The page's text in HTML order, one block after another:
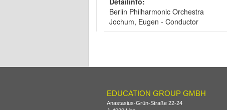
Berlin Philharmonic Orchestra
Jochum, Eugen - Conductor
EDUCATION GROUP GMBH
Anastasius-Grün-Straße 22-24